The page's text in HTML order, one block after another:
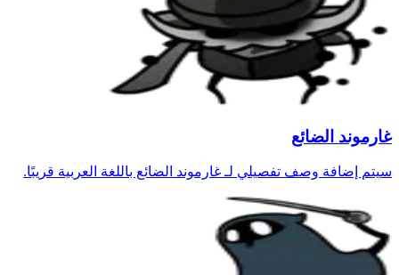
غارموند الضائع
سيتم إضافة وصف تفصيلي لـ غارموند الضائع باللغة العربية قريبًا.